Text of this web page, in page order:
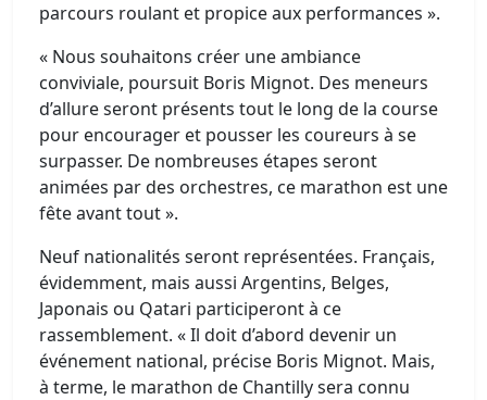
parcours roulant et propice aux performances ».
« Nous souhaitons créer une ambiance
conviviale, poursuit Boris Mignot. Des meneurs
d’allure seront présents tout le long de la course
pour encourager et pousser les coureurs à se
surpasser. De nombreuses étapes seront
animées par des orchestres, ce marathon est une
fête avant tout ».
Neuf nationalités seront représentées. Français,
évidemment, mais aussi Argentins, Belges,
Japonais ou Qatari participeront à ce
rassemblement. « Il doit d’abord devenir un
événement national, précise Boris Mignot. Mais,
à terme, le marathon de Chantilly sera connu